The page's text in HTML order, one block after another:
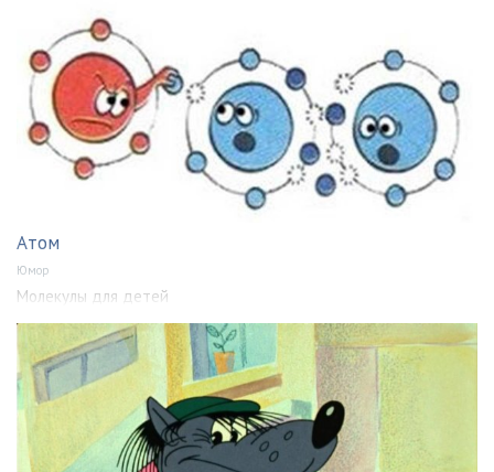
Атом
Юмор
Молекулы для детей